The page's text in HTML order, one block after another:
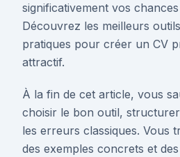
significativement vos
Découvrez les meilleurs
pratiques pour créer un CV
attractif.
À la fin de cet article, vous
choisir le bon outil,
les erreurs classiques. Vous
des exemples concrets et